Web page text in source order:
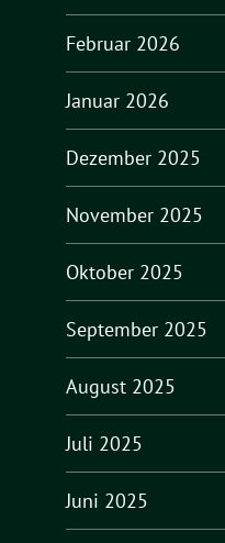
Februar 2026
Januar 2026
Dezember 2025
November 2025
Oktober 2025
September 2025
August 2025
Juli 2025
Juni 2025